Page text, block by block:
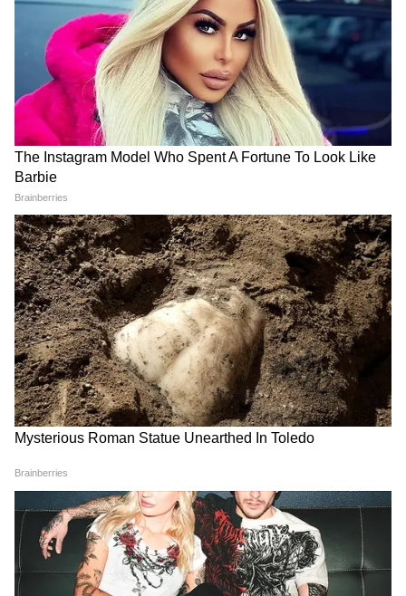
Tomato Price: निकल गई सारी हेकड़ी, भारत के
इस शहर में सिर्फ 20 रुपए किलो बिका टमाटर
LATEST VIDEOS
जंतर-मंतर वाले Mohammad Junaid पहुंच
गए Jharkhand, सुनिए क्या कहा...
सड़क हादसे में Atiq Ahmed के बेटे अबान
अहमद की दर्दनाक मौत। Atiq Ahmed Son
Abaan Ahmed Death